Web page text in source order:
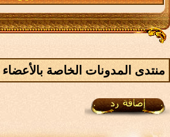
منتدى المدونات الخاصة بالأعضاء